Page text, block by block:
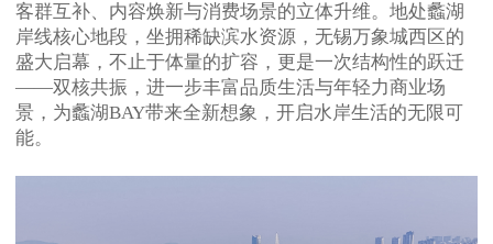
客群互补、内容焕新与消费场景的立体升维。地处蠡湖
岸线核心地段，坐拥稀缺滨水资源，无锡万象城西区的
盛大启幕，不止于体量的扩容，更是一次结构性的跃迁
——双核共振，进一步丰富品质生活与年轻力商业场
景，为蠡湖BAY带来全新想象，开启水岸生活的无限可
能。